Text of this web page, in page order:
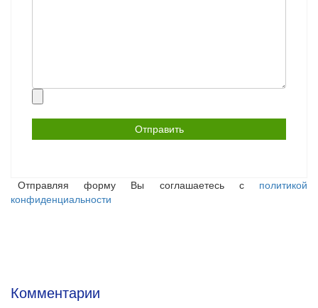
Отправляя форму Вы соглашаетесь с политикой
конфиденциальности
Комментарии